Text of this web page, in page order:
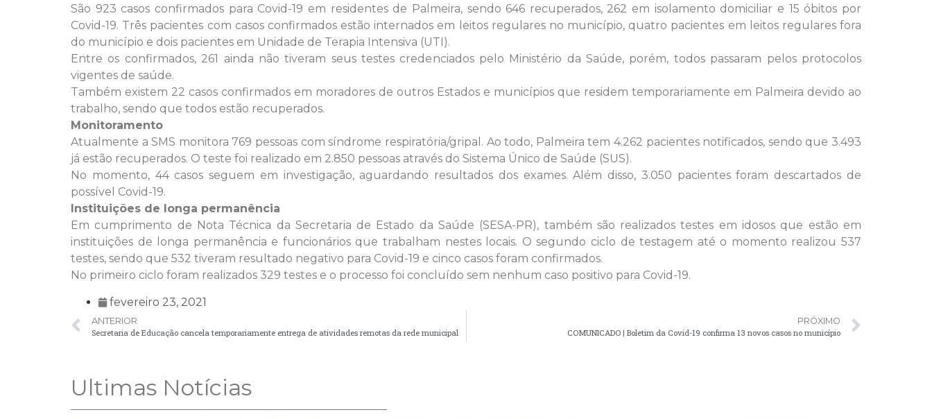
São 923 casos confirmados para Covid-19 em residentes de Palmeira, sendo 646 recuperados, 262 em isolamento domiciliar e 15 óbitos por
Covid-19. Três pacientes com casos confirmados estão internados em leitos regulares no município, quatro pacientes em leitos regulares fora
do município e dois pacientes em Unidade de Terapia Intensiva (UTI).
Entre os confirmados, 261 ainda não tiveram seus testes credenciados pelo Ministério da Saúde, porém, todos passaram pelos protocolos
vigentes de saúde.
Também existem 22 casos confirmados em moradores de outros Estados e municípios que residem temporariamente em Palmeira devido ao
trabalho, sendo que todos estão recuperados.
Monitoramento
Atualmente a SMS monitora 769 pessoas com síndrome respiratória/gripal. Ao todo, Palmeira tem 4.262 pacientes notificados, sendo que 3.493
já estão recuperados. O teste foi realizado em 2.850 pessoas através do Sistema Único de Saúde (SUS).
No momento, 44 casos seguem em investigação, aguardando resultados dos exames. Além disso, 3.050 pacientes foram descartados de
possível Covid-19.
Instituições de longa permanência
Em cumprimento de Nota Técnica da Secretaria de Estado da Saúde (SESA-PR), também são realizados testes em idosos que estão em
instituições de longa permanência e funcionários que trabalham nestes locais. O segundo ciclo de testagem até o momento realizou 537
testes, sendo que 532 tiveram resultado negativo para Covid-19 e cinco casos foram confirmados.
No primeiro ciclo foram realizados 329 testes e o processo foi concluído sem nenhum caso positivo para Covid-19.
fevereiro 23, 2021
ANTERIOR
Secretaria de Educação cancela temporariamente entrega de atividades remotas da rede municipal
PRÓXIMO
COMUNICADO | Boletim da Covid-19 confirma 13 novos casos no município
Ultimas Notícias